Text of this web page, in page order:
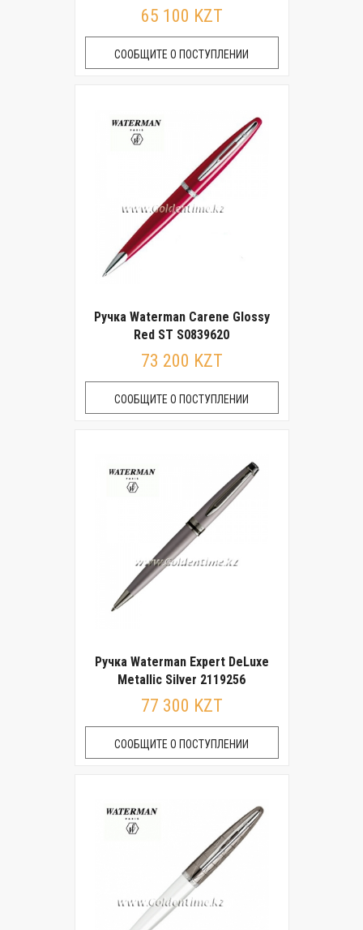
65 100 KZT
СООБЩИТЕ О ПОСТУПЛЕНИИ
Ручка Waterman Carene Glossy
Red ST S0839620
73 200 KZT
СООБЩИТЕ О ПОСТУПЛЕНИИ
Ручка Waterman Expert DeLuxe
Metallic Silver 2119256
77 300 KZT
СООБЩИТЕ О ПОСТУПЛЕНИИ